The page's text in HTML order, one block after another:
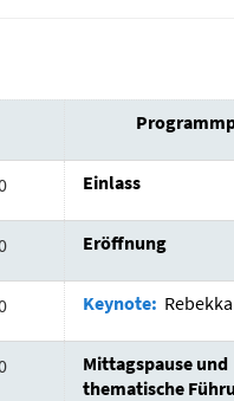
Einlass
Eröffnung
Keynote:
Mittagspause und
thematische